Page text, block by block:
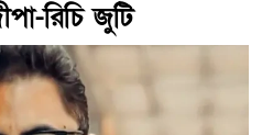
রিচি জুটি